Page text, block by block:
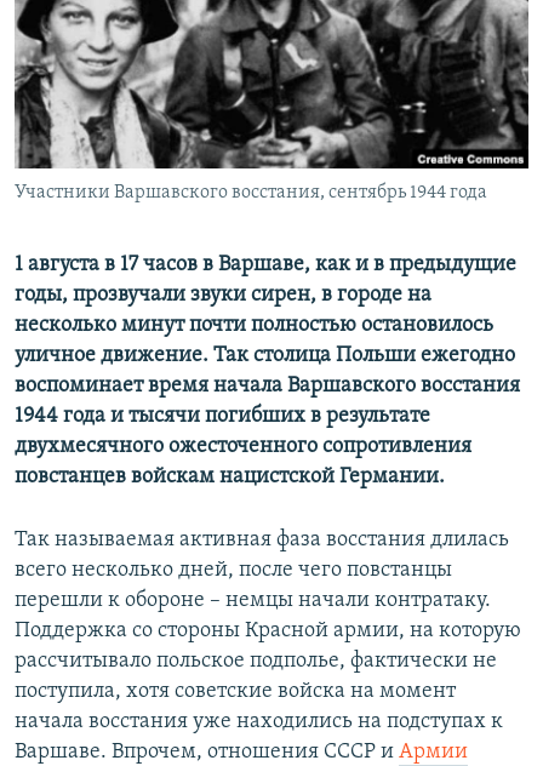
ПОБЕДИТЕЛЕЙ НЕ СУДЯТ?
КРЫМ.НЕПОКОРЕННЫЙ
ELIFBE
УКРАИНСКАЯ ПРОБЛЕМА КРЫМА
ПРИСОЕДИНЯЙТЕСЬ!
Все сайты RFE/RL
Участники Варшавского восстания, сентябрь 1944 года
1 августа в 17 часов в Варшаве, как и в предыдущие
годы, прозвучали звуки сирен, в городе на
несколько минут почти полностью остановилось
уличное движение. Так столица Польши ежегодно
воспоминает время начала Варшавского восстания
1944 года и тысячи погибших в результате
двухмесячного ожесточенного сопротивления
повстанцев войскам нацистской Германии.
Так называемая активная фаза восстания длилась
всего несколько дней, после чего повстанцы
перешли к обороне – немцы начали контратаку.
Поддержка со стороны Красной армии, на которую
рассчитывало польское подполье, фактически не
поступила, хотя советские войска на момент
начала восстания уже находились на подступах к
Варшаве. Впрочем, отношения СССР и Армии